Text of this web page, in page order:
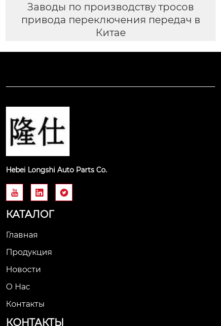
Заводы по производству тросов
привода переключения передач в
Китае
Hebei Longshi Auto Parts Co.
  
КАТАЛОГ
Главная
Продукция
Новости
О Нас
Контакты
КОНТАКТЫ